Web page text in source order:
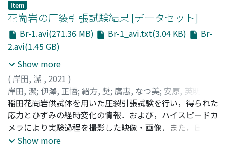
Item
花崗岩の圧裂引張試験結果 [データセット]
Br-1.avi(271.36 MB) Br-1_avi.txt(3.04 KB)
Br-
2.avi(1.45 GB)
Show more
( 岸田, 潔 , 2021 )
岸田, 潔; 伊澤, 正悟; 緒方, 奨; 廣惠, なつ美; 安原, 英明
下, 尚樹;Kishida, Kiyoshi;Izawa, Shogo;Ogata, Sho;
Hiroe, Natsumi;Yasuhara, Hideaki;Kinoshita, Naoki ;キ
シダ, キヨシ;イザワ, ショウゴ;オガタ, ショウ;ヒロエ, ナ
ツミ;ヤスハラ, ヒデアキ
稲田花崗岩供試体を用いた圧裂引張試験を行い，得られた
応力とひずみの経時変化の情報．および，ハイスピードカ
メラにより実験過程を撮影した映像・画像．また，圧裂試
験の応力ひずみ関係のデータ．
Show more